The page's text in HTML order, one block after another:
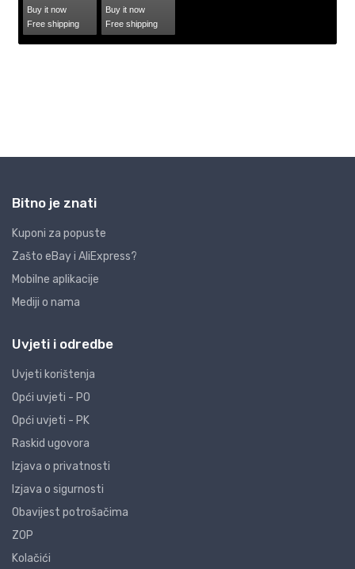
Bitno je znati
Kuponi za popuste
Zašto eBay i AliExpress?
Mobilne aplikacije
Mediji o nama
Uvjeti i odredbe
Uvjeti korištenja
Opći uvjeti - PO
Opći uvjeti - PK
Raskid ugovora
Izjava o privatnosti
Izjava o sigurnosti
Obavijest potrošačima
ZOP
Kolačići